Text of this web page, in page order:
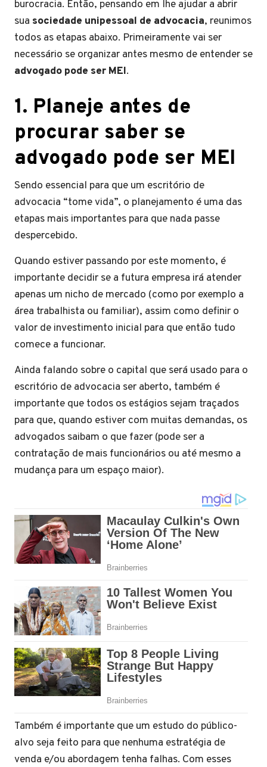
burocracia. Então, pensando em lhe ajudar a abrir
sua sociedade unipessoal de advocacia, reunimos
todos as etapas abaixo. Primeiramente vai ser
necessário se organizar antes mesmo de entender se
advogado pode ser MEI.
1. Planeje antes de
procurar saber se
advogado pode ser MEI
Sendo essencial para que um escritório de
advocacia “tome vida”, o planejamento é uma das
etapas mais importantes para que nada passe
despercebido.
Quando estiver passando por este momento, é
importante decidir se a futura empresa irá atender
apenas um nicho de mercado (como por exemplo a
área trabalhista ou familiar), assim como definir o
valor de investimento inicial para que então tudo
comece a funcionar.
Ainda falando sobre o capital que será usado para o
escritório de advocacia ser aberto, também é
importante que todos os estágios sejam traçados
para que, quando estiver com muitas demandas, os
advogados saibam o que fazer (pode ser a
contratação de mais funcionários ou até mesmo a
mudança para um espaço maior).
Também é importante que um estudo do público-
alvo seja feito para que nenhuma estratégia de
venda e/ou abordagem tenha falhas. Com esses